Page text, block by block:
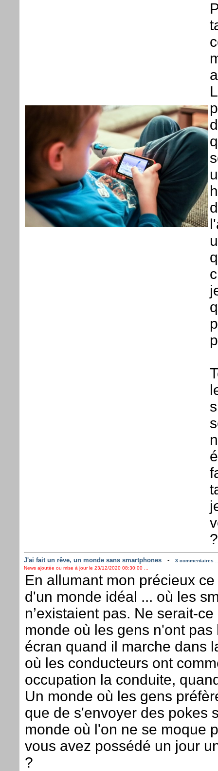
?
J'ai fait un rêve, un monde sans smartphones-
3 commentaires
News ajoutée ou mise à jour le 23/12/2020 08:30:00 ...
En allumant mon précieux
d'un monde idéal ... où les
n’existaient pas. Ne serait-
monde où les gens n'ont
écran quand il marche dans
où les conducteurs ont
occupation la conduite,
Un monde où les gens
que de s'envoyer des pokes
monde où l'on ne se moque
vous avez possédé un jour
?